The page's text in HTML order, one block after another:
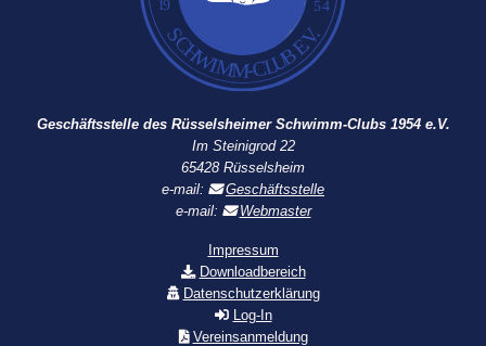
Impressum
Downloadbereich
Datenschutzerklärung
Log-In
Vereinsanmeldung
Geschäftsstelle des Rüsselsheimer Schwimm-Clubs 1954 e.V.
Im Steinigrod 22
65428 Rüsselsheim
e-mail:
Geschäftsstelle
e-mail:
Webmaster